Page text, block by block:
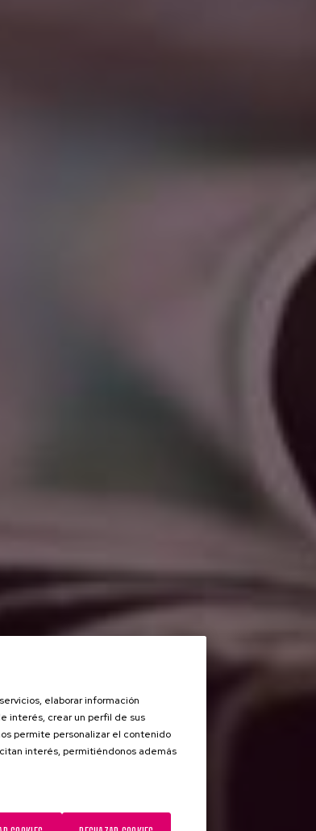
elaborar información
interés, crear un perfil de sus
permite personalizar el contenido
interés, permitiéndonos además